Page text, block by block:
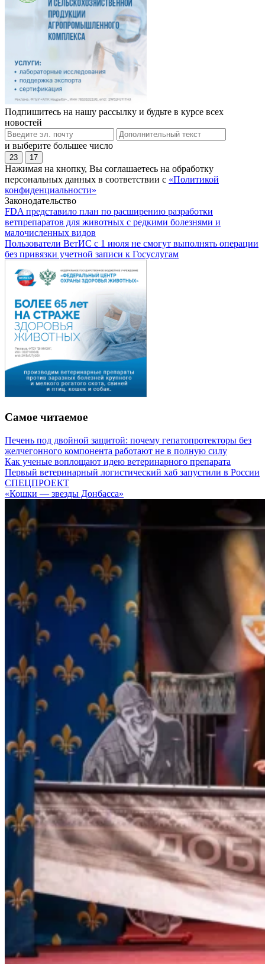
Подпишитесь на нашу рассылку и будьте в курсе всех
новостей
и выберите большее число
23 17
Нажимая на кнопку, Вы соглашаетесь на обработку
персональных данных в соответствии с «Политикой
конфиденциальности»
Законодательство
FDA представило план по расширению разработки
ветпрепаратов для животных с редкими болезнями и
малочисленных видов
Пользователи ВетИС с 1 июля не смогут выполнять операции
без привязки учетной записи к Госуслугам
Самое читаемое
Печень под двойной защитой: почему гепатопротекторы без
желчегонного компонента работают не в полную силу
Как ученые воплощают идею ветеринарного препарата
Первый ветеринарный логистический хаб запустили в России
СПЕЦПРОЕКТ
«Кошки — звезды Донбасса»